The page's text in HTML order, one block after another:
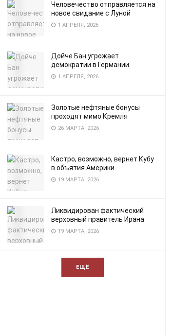
Человечество отправляется на
новое свидание с Луной
1 АПРЕЛЯ, 2026
Дойче Бан угрожает
демократии в Германии
1 АПРЕЛЯ, 2026
Золотые нефтяные бонусы
проходят мимо Кремля
26 МАРТА, 2026
Кастро, возможно, вернет Кубу
в объятия Америки
19 МАРТА, 2026
Ликвидирован фактический
верховный правитель Ирана
19 МАРТА, 2026
ЕЩЁ